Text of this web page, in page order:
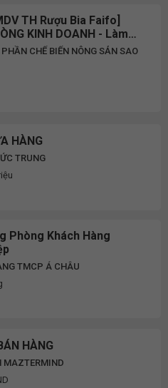
TH Rượu Bia Faifo]
KINH DOANH - Làm
CHẾ BIẾN NÔNG SẢN SAO
HÀNG
TRUNG
Phòng Khách Hàng
TMCP Á CHÂU
HÀNG
MAZTERMIND